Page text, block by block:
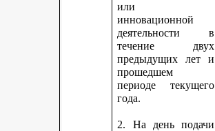
или
инновационной
деятельности в
течение двух
предыдущих лет и
прошедшем
периоде текущего
года.
2. На день подачи